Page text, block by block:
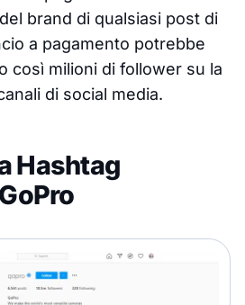
brand di qualsiasi post di
a pagamento potrebbe
così milioni di follower su la
di social media.
Hashtag